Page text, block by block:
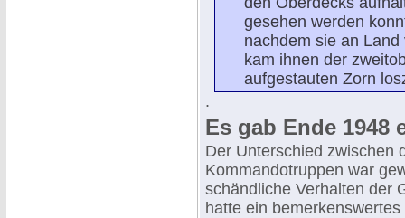
gesehen werden
nachdem sie an
kam ihnen der
aufgestauten Zorn
.
Es gab Ende 1948
Der Unterschied zwischen
Kommandotruppen war
schändliche Verhalten der
hatte ein